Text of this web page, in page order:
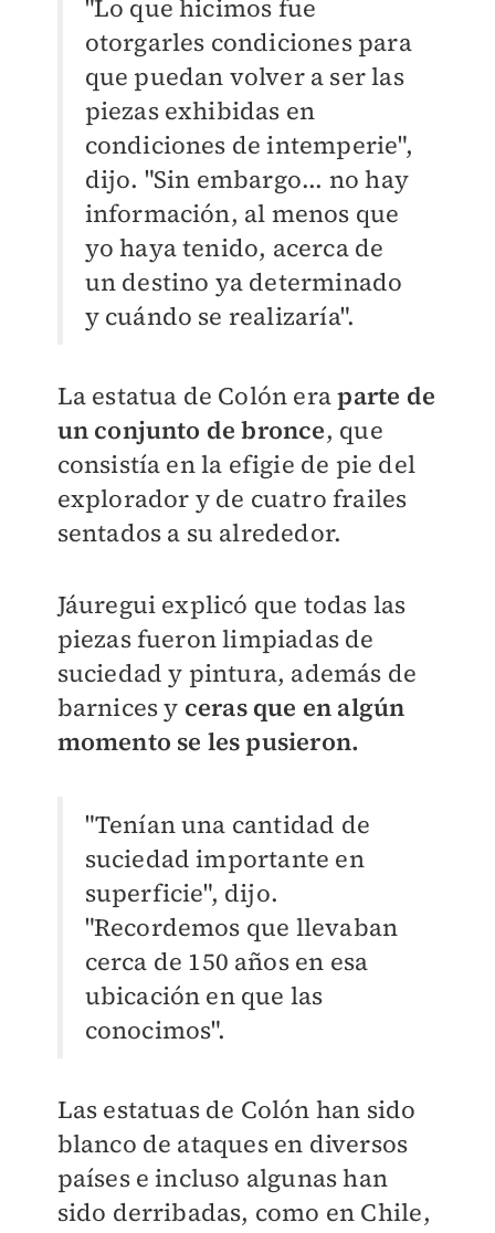
"Lo que hicimos fue
otorgarles condiciones para
que puedan volver a ser las
piezas exhibidas en
condiciones de intemperie",
dijo. "Sin embargo... no hay
información, al menos que
yo haya tenido, acerca de
un destino ya determinado
y cuándo se realizaría".
La estatua de Colón eraparte de
un conjunto de bronce, que
consistía en la efigie de pie del
explorador y de cuatro frailes
sentados a su alrededor.
Jáuregui explicó que todas las
piezas fueron limpiadas de
suciedad y pintura, además de
barnices y ceras que en algún
momento se les pusieron.
"Tenían una cantidad de
suciedad importante en
superficie", dijo.
"Recordemos que llevaban
cerca de 150 años en esa
ubicación en que las
conocimos".
Las estatuas de Colón han sido
blanco de ataques en diversos
países e incluso algunas han
sido derribadas, como en Chile,